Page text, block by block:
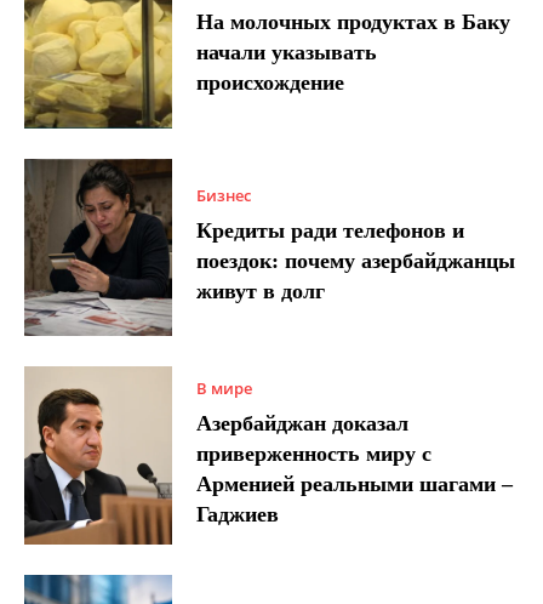
На молочных продуктах в Баку
начали указывать
происхождение
Бизнес
Кредиты ради телефонов и
поездок: почему азербайджанцы
живут в долг
В мире
Азербайджан доказал
приверженность миру с
Арменией реальными шагами –
Гаджиев